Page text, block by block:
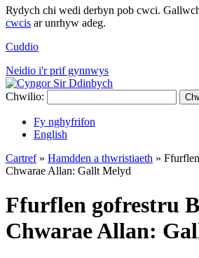
Rydych chi wedi derbyn pob cwci.
cwcis ar unrhyw adeg.
Cuddio
Neidio i'r prif gynnwys
Chwilio:
Fy nghyfrifon
English
Cartref» Hamdden a thwristiaeth »
Chwarae Allan: Gallt Melyd
Ffurflen gofrestru
Chwarae Allan: